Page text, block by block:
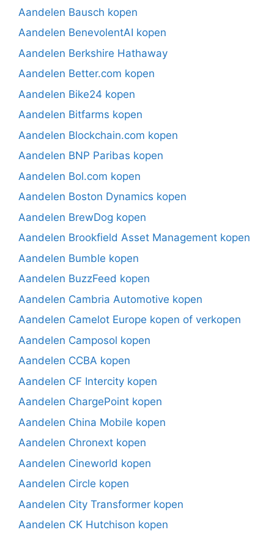
Aandelen Bausch kopen
Aandelen BenevolentAI kopen
Aandelen Berkshire Hathaway
Aandelen Better.com kopen
Aandelen Bike24 kopen
Aandelen Bitfarms kopen
Aandelen Blockchain.com kopen
Aandelen BNP Paribas kopen
Aandelen Bol.com kopen
Aandelen Boston Dynamics kopen
Aandelen BrewDog kopen
Aandelen Brookfield Asset Management kopen
Aandelen Bumble kopen
Aandelen BuzzFeed kopen
Aandelen Cambria Automotive kopen
Aandelen Camelot Europe kopen of verkopen
Aandelen Camposol kopen
Aandelen CCBA kopen
Aandelen CF Intercity kopen
Aandelen ChargePoint kopen
Aandelen China Mobile kopen
Aandelen Chronext kopen
Aandelen Cineworld kopen
Aandelen Circle kopen
Aandelen City Transformer kopen
Aandelen CK Hutchison kopen